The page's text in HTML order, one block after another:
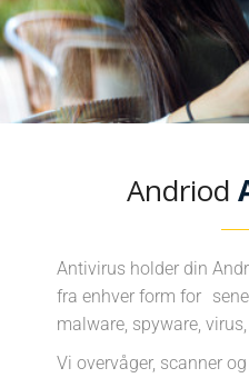
Andriod
Antivirus holder din
fra enhver form for
malware, spyware,
Vi overvåger, scanner